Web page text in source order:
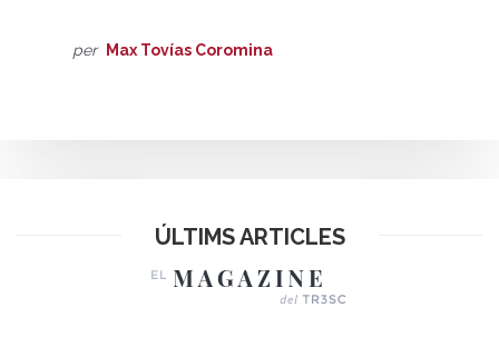
per Max Tovías Coromina
ÚLTIMS ARTICLES